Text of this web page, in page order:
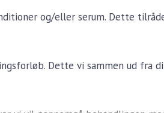
og/eller serum. Dette
Dette vi sammen ud fra